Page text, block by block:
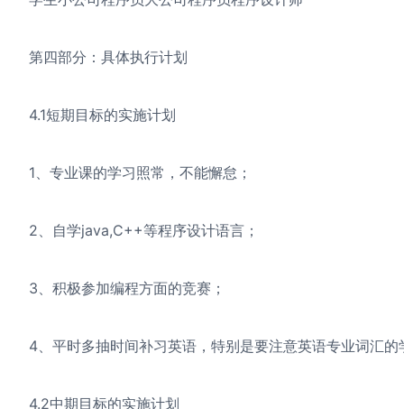
第四部分：具体执行计划
4.1短期目标的实施计划
1、专业课的学习照常，不能懈怠；
2、自学java,C++等程序设计语言；
3、积极参加编程方面的竞赛；
4、平时多抽时间补习英语，特别是要注意英语专业词汇的
4.2中期目标的实施计划